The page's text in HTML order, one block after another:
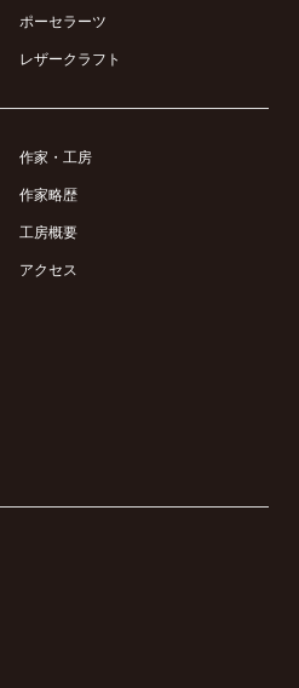
ポーセラーツ
レザークラフト
作家・工房
作家略歴
工房概要
アクセス